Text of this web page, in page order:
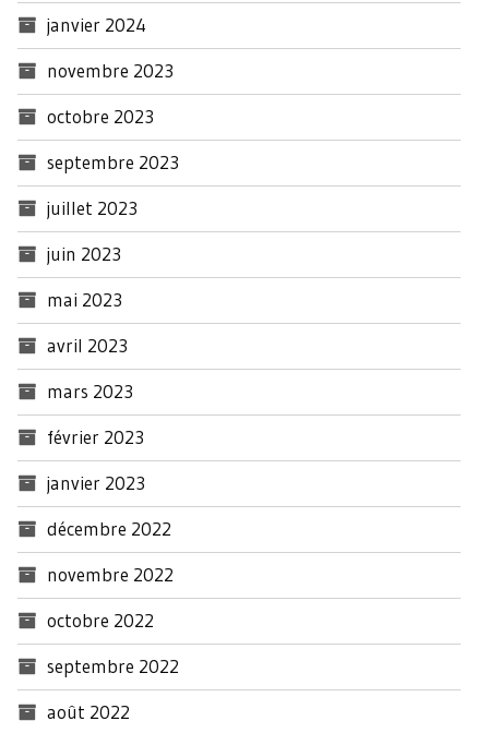
janvier 2024
novembre 2023
octobre 2023
septembre 2023
juillet 2023
juin 2023
mai 2023
avril 2023
mars 2023
février 2023
janvier 2023
décembre 2022
novembre 2022
octobre 2022
septembre 2022
août 2022